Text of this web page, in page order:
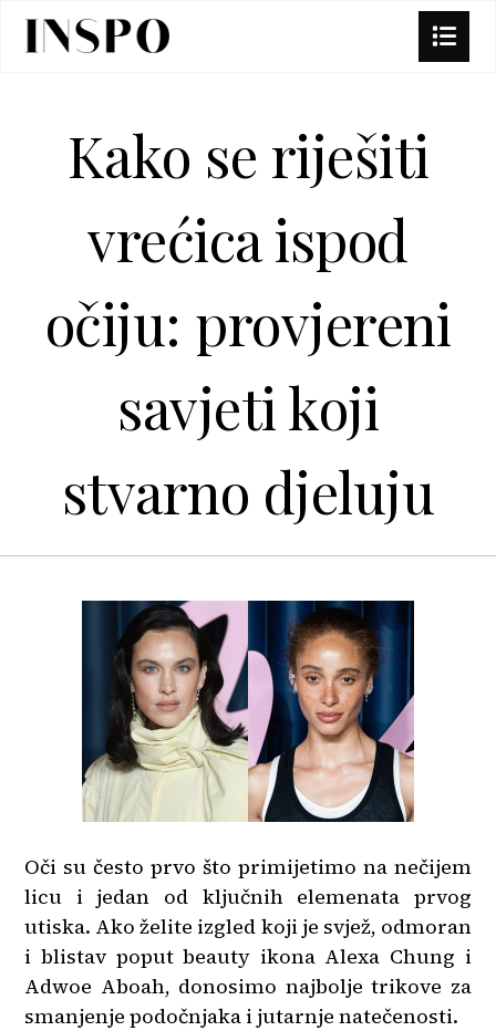
Kako se riješiti
vrećica ispod
očiju: provjereni
savjeti koji
stvarno djeluju
Oči su često prvo što primijetimo na nečijem
licu i jedan od ključnih elemenata prvog
utiska. Ako želite izgled koji je svjež, odmoran
i blistav poput beauty ikona Alexa Chung i
Adwoe Aboah, donosimo najbolje trikove za
smanjenje podočnjaka i jutarnje natečenosti.